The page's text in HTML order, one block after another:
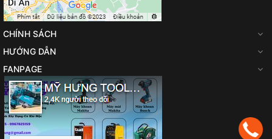
Hotline / Zalo: 0944 180 915
FanPage: Facebook.com/diencomyhung
Gmail:makitadongnai@gmail.com
CHÍNH SÁCH
HƯỚNG DẪN
FANPAGE